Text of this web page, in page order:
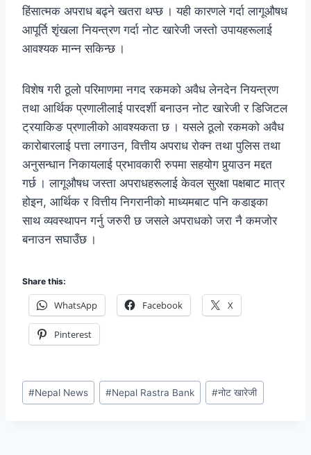
हिंसात्मक अपराध बढ्ने खतरा थप्छ । यही कारणले गर्दा लागूऔषध
आपूर्ति शृंखला नियन्त्रण गर्दा नोट खारेजी जस्तो उपायहरूलाई
आवश्यक मान्न सकिन्छ ।
विशेष गरी ठूलो परिमाणमा नगद रकमको अवैध लेनदेन नियन्त्रण
तथा आर्थिक प्रणालीलाई पारदर्शी बनाउन नोट खारेजी र डिजिटल
ट्रयाकिङ प्रणालीको आवश्यकता छ । यसले ठूलो रकमको अवैध
कारोबारलाई पत्ता लगाउन, वित्तीय अपराध रोक्न तथा पुलिस तथा
अनुसन्धान निकायलाई प्रभावकारी रुपमा सहयोग पुर्‍याउन मद्दत
गर्छ । लागूऔषध जस्ता अपराधहरूलाई केवल सुरक्षा पक्षबाट मात्र
होइन, आर्थिक र वित्तीय निगरानीको माध्यमबाट पनि कडाइका
साथ व्यवस्थापन गर्नु जरुरी छ जसले अपराधको जरा नै कमजोर
बनाउन सघाउँछ ।
Share this:
WhatsApp Facebook X
Pinterest
#Nepal News #Nepal Rastra Bank #नोट खारेजी